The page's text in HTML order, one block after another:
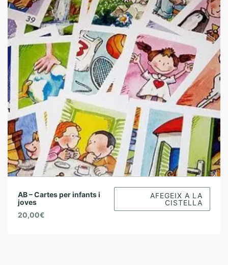
AB – Cartes per infants i
joves
20,00€
AFEGEIX A LA
CISTELLA